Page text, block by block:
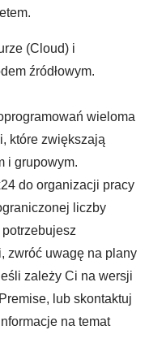
(Cloud) i
źródłowym.
wieloma
które zwiększają
i grupowym.
do organizacji pracy
liczby
zwróć uwagę na plany
zależy Ci na wersji
lub skontaktuj
na temat